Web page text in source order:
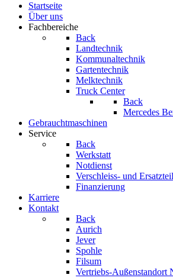
Startseite
Über uns
Fachbereiche
Back
Landtechnik
Kommunaltechnik
Gartentechnik
Melktechnik
Truck Center
Back
Mercedes
Gebrauchtmaschinen
Service
Back
Werkstatt
Notdienst
Verschleiss- und
Finanzierung
Karriere
Kontakt
Back
Aurich
Jever
Spohle
Filsum
Vertriebs-Außenstandort